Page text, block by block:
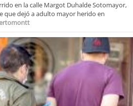
en la calle Margot Duhalde Sotomayor,
que dejó a adulto mayor herido en